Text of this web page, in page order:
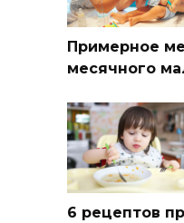
Примерное
месячного
6 рецептов